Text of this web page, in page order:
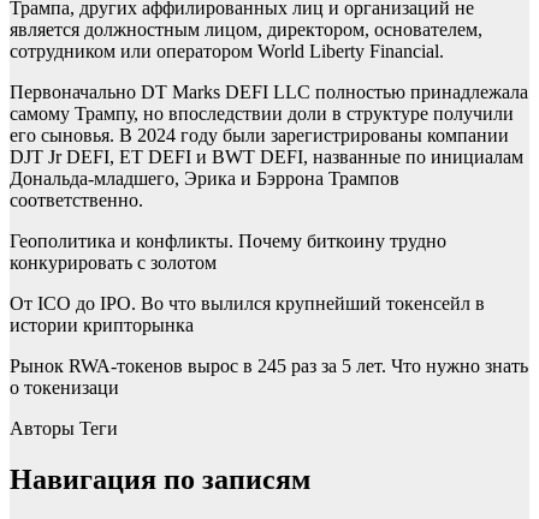
Трампа, других аффилированных лиц и организаций не
является должностным лицом, директором, основателем,
сотрудником или оператором World Liberty Financial.
Первоначально DT Marks DEFI LLC полностью принадлежала
самому Трампу, но впоследствии доли в структуре получили
его сыновья. В 2024 году были зарегистрированы компании
DJT Jr DEFI, ET DEFI и BWT DEFI, названные по инициалам
Дональда-младшего, Эрика и Бэррона Трампов
соответственно.
Геополитика и конфликты. Почему биткоину трудно
конкурировать с золотом
От ICO до IPO. Во что вылился крупнейший токенсейл в
истории крипторынка
Рынок RWA-токенов вырос в 245 раз за 5 лет. Что нужно знать
о токенизаци
Авторы Теги
Навигация по записям